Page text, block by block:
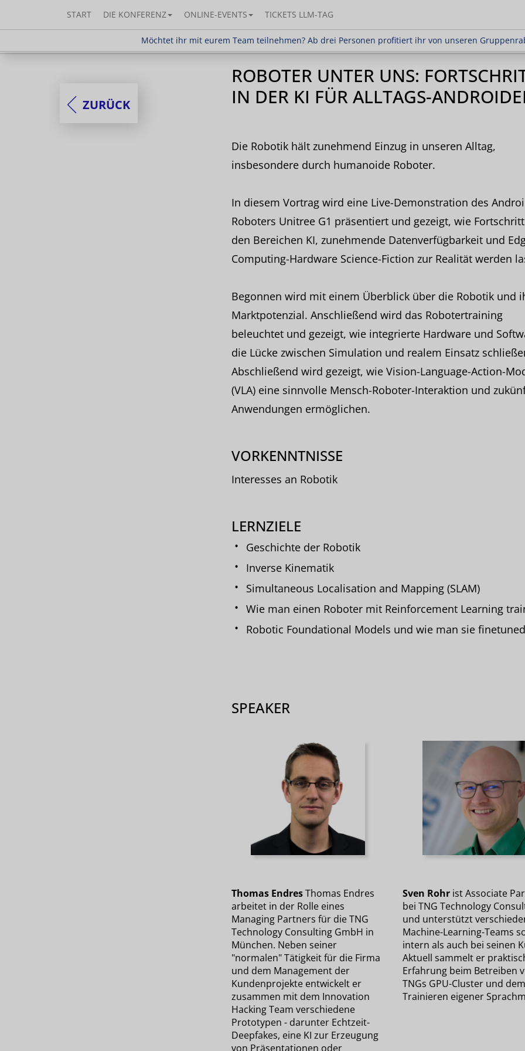
START DIE KONFERENZ ONLINE-EVENTS TICKETS LLM-TAG
Möchtet ihr mit eurem Team teilnehmen? Ab drei Personen profitiert ihr von unseren
Möchtet ihr mit eurem Team teilnehmen? Ab drei Personen profitiert ihr von unseren
ZURÜCK
ROBOTER UNTER UNS:
IN DER KI FÜR ALLTAGS-
Die Robotik hält zunehmend Einzug in unseren Alltag,
insbesondere durch humanoide Roboter.
In diesem Vortrag wird eine Live-Demonstration des
Roboters Unitree G1 präsentiert und gezeigt, wie
den Bereichen KI, zunehmende Datenverfügbarkeit und
Computing-Hardware Science-Fiction zur Realität werden
Begonnen wird mit einem Überblick über die Robotik und
Marktpotenzial. Anschließend wird das Robotertraining
beleuchtet und gezeigt, wie integrierte Hardware und
die Lücke zwischen Simulation und realem Einsatz
Abschließend wird gezeigt, wie Vision-Language-Action-
(VLA) eine sinnvolle Mensch-Roboter-Interaktion und
Anwendungen ermöglichen.
VORKENNTNISSE
Interesses an Robotik
LERNZIELE
Geschichte der Robotik
Inverse Kinematik
Simultaneous Localisation and Mapping (SLAM)
Wie man einen Roboter mit Reinforcement Learning
Robotic Foundational Models und wie man sie finetuned
SPEAKER
Thomas EndresThomas Endres
arbeitet in der Rolle eines
Managing Partners für die TNG
Technology Consulting GmbH in
München. Neben seiner
"normalen" Tätigkeit für die Firma
und dem Management der
Kundenprojekte entwickelt er
zusammen mit dem Innovation
Hacking Team verschiedene
Prototypen - darunter Echtzeit-
Deepfakes, eine KI zur Erzeugung
von Präsentationen oder
Sven Rohr ist Associate
bei TNG Technology
und unterstützt
Machine-Learning-Teams
intern als auch bei seinen
Aktuell sammelt er
Erfahrung beim Betreiben
TNGs GPU-Cluster und dem
Trainieren eigener